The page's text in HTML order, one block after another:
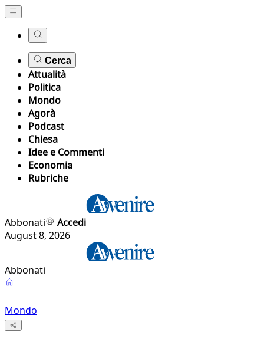
Cerca
Attualità
Politica
Mondo
Agorà
Podcast
Chiesa
Idee e Commenti
Economia
Rubriche
Abbonati
Accedi
August 8, 2026
Abbonati
Mondo